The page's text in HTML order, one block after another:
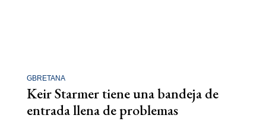
GBRETANA
Keir Starmer tiene una bandeja de
entrada llena de problemas